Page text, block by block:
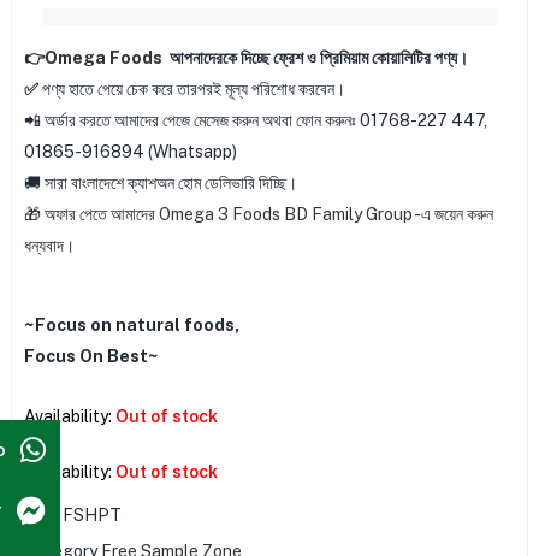
👉Omega Foods আপনাদেরকে দিচ্ছে ফ্রেশ ও প্রিমিয়াম কোয়ালিটির পণ্য।
✅পণ্য হাতে পেয়ে চেক করে তারপরই মূল্য পরিশোধ করবেন।
📲 অর্ডার করতে আমাদের পেজে মেসেজ করুন অথবা ফোন করুনঃ 01768-227 447,
01865-916894 (Whatsapp)
🚚 সারা বাংলাদেশে ক্যাশঅন হোম ডেলিভারি দিচ্ছি।
🎁 অফার পেতে আমাদেরOmega 3 Foods BD Family Group-এ জয়েন করুন
ধন্যবাদ।
~Focus on natural foods,
Focus On Best~
Availability: Out of stock
Availability: Out of stock
SKU FSHPT
Category Free Sample Zone